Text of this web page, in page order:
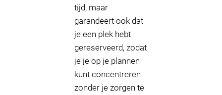
tijd, maar
garandeert ook dat
je een plek hebt
gereserveerd, zodat
je je op je plannen
kunt concentreren
zonder je zorgen te